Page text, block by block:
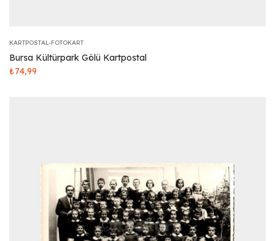
KARTPOSTAL-FOTOKART
Bursa Kültürpark Gölü Kartpostal
₺74,99